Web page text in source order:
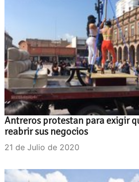
Antreros protestan para exigir
reabrir sus negocios
21 de Julio de 2020